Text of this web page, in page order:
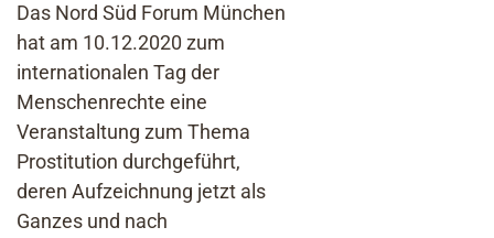
Das Nord Süd Forum München
hat am 10.12.2020 zum
internationalen Tag der
Menschenrechte eine
Veranstaltung zum Thema
Prostitution durchgeführt,
deren Aufzeichnung jetzt als
Ganzes und nach